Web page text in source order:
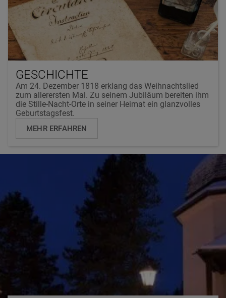
GESCHICHTE
Am 24. Dezember 1818 erklang das Weihnachtslied
zum allerersten Mal. Zu seinem Jubiläum bereiten ihm
die Stille-Nacht-Orte in seiner Heimat ein glanzvolles
Geburtstagsfest.
MEHR ERFAHREN